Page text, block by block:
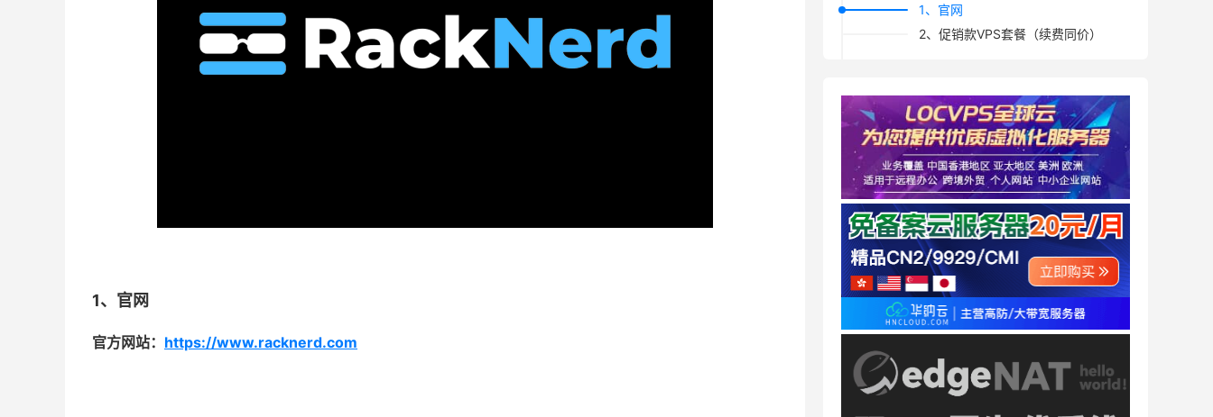
1、官网
官方网站： https://www.racknerd.com
1、官网
2、促销款VPS套餐（续费同价）